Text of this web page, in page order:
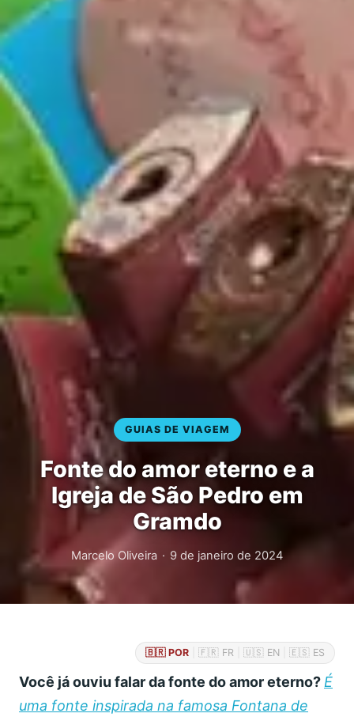
GUIAS DE VIAGEM
Fonte do amor eterno e a
Igreja de São Pedro em
Gramdo
Marcelo Oliveira · 9 de janeiro de 2024
🇧🇷 POR 🇫🇷 FR 🇺🇸 EN 🇪🇸 ES
Você já ouviu falar da fonte do amor eterno? É
uma fonte inspirada na famosa Fontana de